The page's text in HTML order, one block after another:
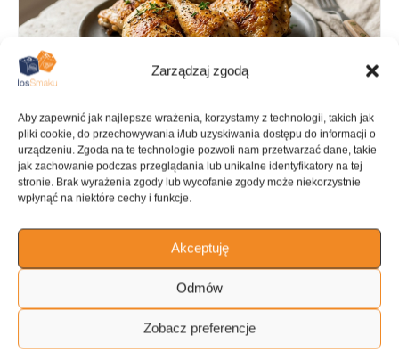
Zarządzaj zgodą
Aby zapewnić jak najlepsze wrażenia, korzystamy z technologii, takich jak
pliki cookie, do przechowywania i/lub uzyskiwania dostępu do informacji o
urządzeniu. Zgoda na te technologie pozwoli nam przetwarzać dane, takie
jak zachowanie podczas przeglądania lub unikalne identyfikatory na tej
stronie. Brak wyrażenia zgody lub wycofanie zgody może niekorzystnie
wpłynąć na niektóre cechy i funkcje.
Akceptuję
Odmów
Zobacz preferencje
1 h 2 h
711 kcal Kurczak